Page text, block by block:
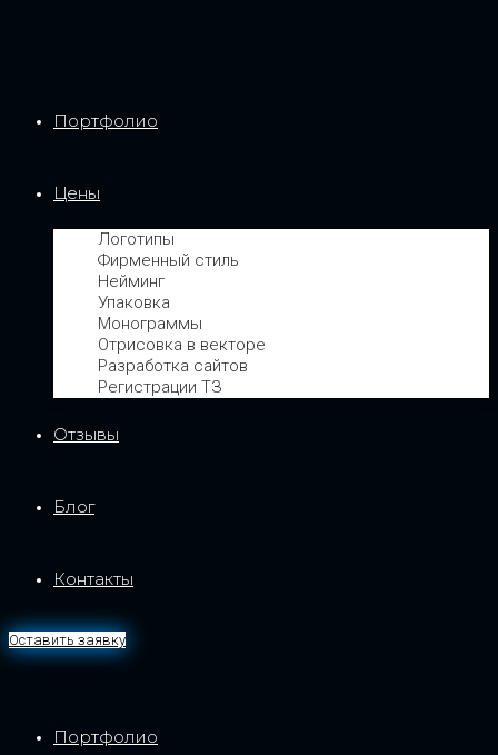
Портфолио
Цены
Логотипы
Фирменный стиль
Нейминг
Упаковка
Монограммы
Отрисовка в векторе
Разработка сайтов
Регистрации ТЗ
Отзывы
Блог
Контакты
Оставить заявку
Портфолио